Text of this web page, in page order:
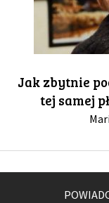
Jak zbytnie
tej samej